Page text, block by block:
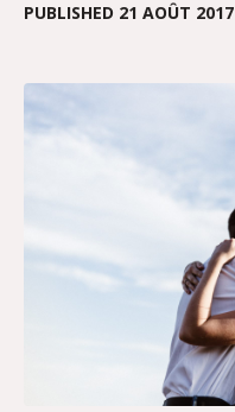
PUBLISHED 21 AOÛT 2017